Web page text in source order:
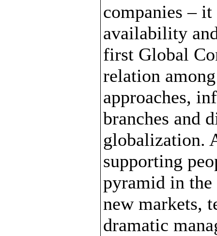
companies –
availability
first Global
relation
approaches,
branches and
globalization.
supporting
pyramid in the
new markets,
dramatic